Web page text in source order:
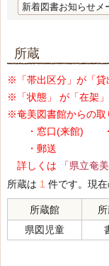
新着図書お知らせメ
所蔵
※「帯出区分」が「貸
※「状態」 が「在架
※奄美図書館からの取
・窓口(来館) ・
・郵送 ・電
詳しくは
「県立奄
所蔵は 1 件です。現
所蔵館
県図児童